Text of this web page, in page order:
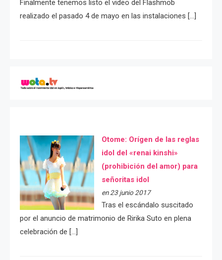
Finalmente tenemos listo el video del Flashmob
realizado el pasado 4 de mayo en las instalaciones […]
Otome: Orígen de las reglas
idol del «renai kinshi»
(prohibición del amor) para
señoritas idol
en 23 junio 2017
Tras el escándalo suscitado
por el anuncio de matrimonio de Ririka Suto en plena
celebración de […]